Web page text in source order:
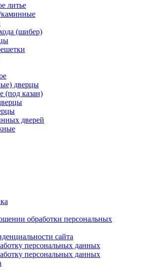
литье
(шибер)
дверцы
(под казан)
дверей
обработки персональных
сайта
персональных данных
персональных данных